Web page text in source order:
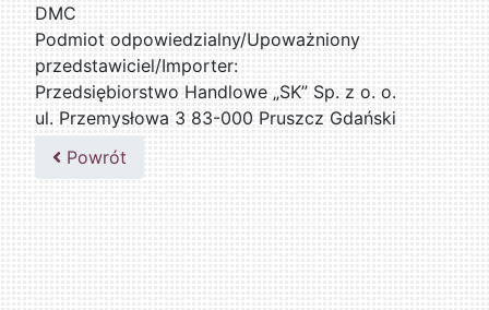
DMC
Podmiot odpowiedzialny/Upoważniony
przedstawiciel/Importer:
Przedsiębiorstwo Handlowe „SK” Sp. z o. o.
ul. Przemysłowa 3 83-000 Pruszcz Gdański
509076255
Powrót